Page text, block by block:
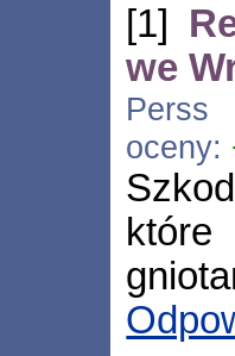
[1]
we
Perss
oceny: